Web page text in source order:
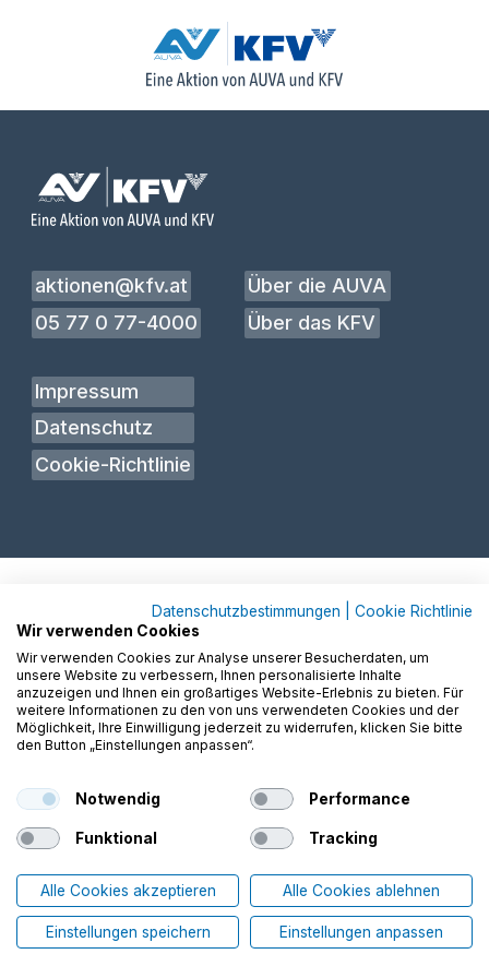
aktionen@kfv.at
05 77 0 77-4000
Über die AUVA
Über das KFV
Impressum
Datenschutz
Cookie-Richtlinie
Datenschutzbestimmungen
Cookie Richtlinie
Wir verwenden Cookies
Wir verwenden Cookies zur Analyse unserer Besucherdaten, um
unsere Website zu verbessern, Ihnen personalisierte Inhalte
anzuzeigen und Ihnen ein großartiges Website-Erlebnis zu bieten. Für
weitere Informationen zu den von uns verwendeten Cookies und der
Möglichkeit, Ihre Einwilligung jederzeit zu widerrufen, klicken Sie bitte
den Button „Einstellungen anpassen“.
Notwendig Performance
Funktional Tracking
Alle Cookies akzeptieren Alle Cookies ablehnen
Einstellungen speichern Einstellungen anpassen